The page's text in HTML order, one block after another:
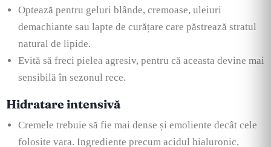
Optează pentru geluri blânde, cremoase, uleiuri
demachiante sau lapte de curățare care păstrează stratul
natural de lipide.
Evită să freci pielea agresiv, pentru că aceasta devine mai
sensibilă în sezonul rece.
Hidratare intensivă
Cremele trebuie să fie mai dense și emoliente decât cele
folosite vara. Ingrediente precum acidul hialuronic,